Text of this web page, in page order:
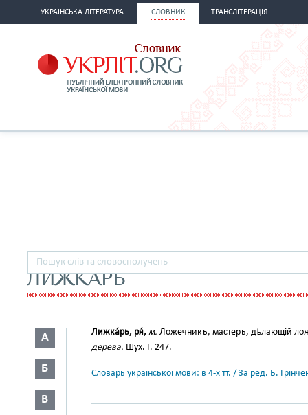
УКРАЇНСЬКА ЛІТЕРАТУРА СЛОВНИК ТРАНСЛІТЕРАЦІЯ
ЛИЖКАРЬ
А
Б
В
Лижка́рь, ря́, м. Ложечникъ, мастеръ, дѣлающій
дерева. Шух. І. 247.
Словарь української мови: в 4-х тт. / За ред. Б.